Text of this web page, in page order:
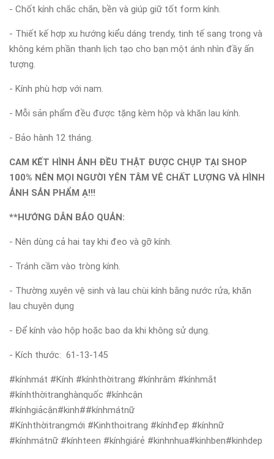
- Chốt kính chắc chắn, bền và giúp giữ tốt form kính.
- Thiết kế hợp xu hướng kiểu dáng trendy, tinh tế sang trọng và
không kém phần thanh lịch tạo cho bạn một ánh nhìn đầy ấn
tượng.
- Kính phù hợp với nam.
- Mỗi sản phẩm đều được tặng kèm hộp và khăn lau kính.
- Bảo hành 12 tháng.
CAM KẾT HÌNH ẢNH ĐỀU THẬT ĐƯỢC CHỤP TẠI SHOP
100% NÊN MỌI NGƯỜI YÊN TÂM VÊ CHẤT LƯỢNG VÀ HÌNH
ẢNH SẢN PHẨM Ạ!!!
**HƯỚNG DẪN BẢO QUẢN:
- Nên dùng cả hai tay khi đeo và gỡ kính.
- Tránh cầm vào tròng kính.
- Thường xuyên vệ sinh và lau chùi kính bằng nước rửa, khăn
lau chuyên dụng
- Để kính vào hộp hoặc bao da khi không sử dụng.
- Kích thước: 61-13-145
#kínhmát #Kính #kínhthờitrang #kínhrâm #kínhmắt
#kínhthờitranghànquốc #kínhcận
#kínhgiảcận#kinh##kínhmátnữ
#Kínhthờitrangmới #Kinhthoitrang #kínhđẹp #kínhnữ
#kínhmátnữ #kínhteen #kínhgiárẻ #kinhnhua#kinhben#kinhdep